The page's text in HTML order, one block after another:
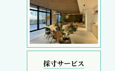
採寸サービス